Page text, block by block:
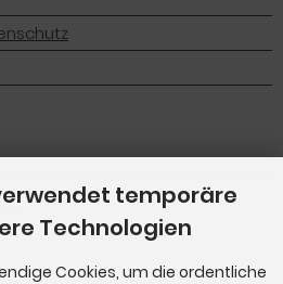
temporäre
Technologien
Cookies, um die ordentliche